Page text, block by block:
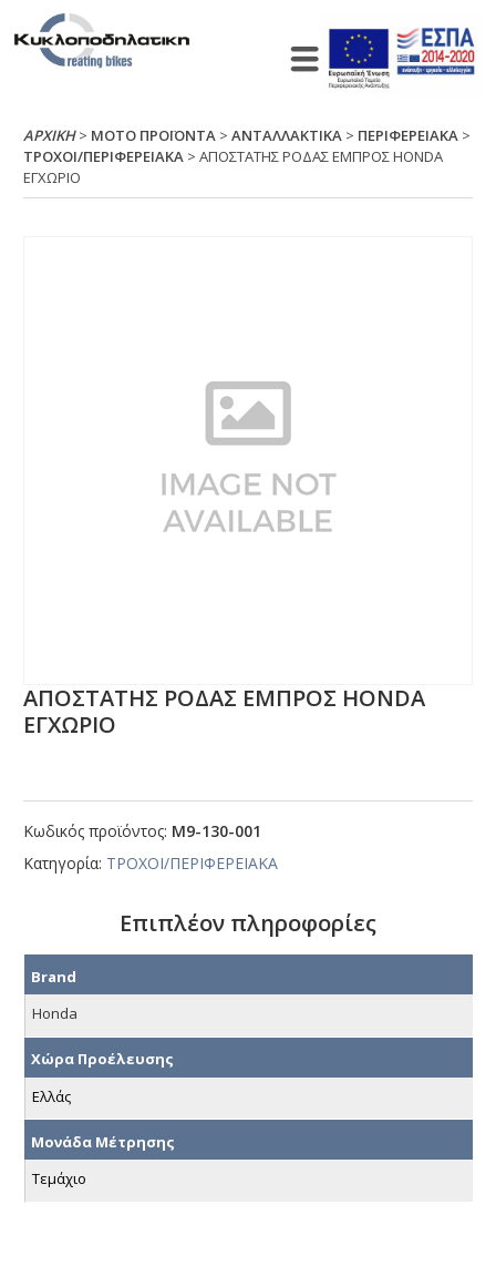
ΑΡΧΙΚΉ> ΜΟΤΟ ΠΡΟΪΟΝΤΑ >ΑΝΤΑΛΛΑΚΤΙΚΑ > ΠΕΡΙΦΕΡΕΙΑΚΑ >
ΤΡΟΧΟΙ/ΠΕΡΙΦΕΡΕΙΑΚΑ > ΑΠΟΣΤΑΤΗΣ ΡΟΔΑΣ ΕΜΠΡΟΣ ΗΟΝDΑ
ΕΓΧΩΡΙΟ
ΑΠΟΣΤΑΤΗΣ ΡΟΔΑΣ ΕΜΠΡΟΣ ΗΟΝDΑ
ΕΓΧΩΡΙΟ
Κωδικός προϊόντος: Μ9-130-001
Κατηγορία: ΤΡΟΧΟΙ/ΠΕΡΙΦΕΡΕΙΑΚΑ
Επιπλέον πληροφορίες
Brand
Honda
Χώρα Προέλευσης
Ελλάς
Μονάδα Μέτρησης
Τεμάχιο